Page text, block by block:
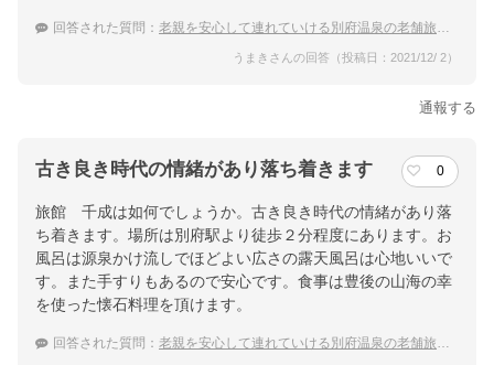
回答された質問： 老親を安心して連れていける別府温泉の老舗旅館はありますか？
うまきさんの回答（投稿日：2021/12/ 2）
通報する
古き良き時代の情緒があり落ち着きます 0
旅館 千成は如何でしょうか。古き良き時代の情緒があり落
ち着きます。場所は別府駅より徒歩２分程度にあります。お
風呂は源泉かけ流しでほどよい広さの露天風呂は心地いいで
す。また手すりもあるので安心です。食事は豊後の山海の幸
を使った懐石料理を頂けます。
回答された質問： 老親を安心して連れていける別府温泉の老舗旅館はありますか？